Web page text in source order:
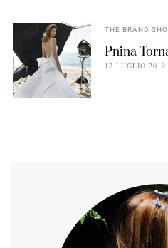
THE BRAND
Pnina
17 LUGLIO 2019